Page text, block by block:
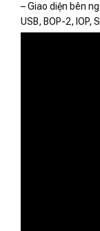
– Giao diện bên
USB, BOP-2, IOP,